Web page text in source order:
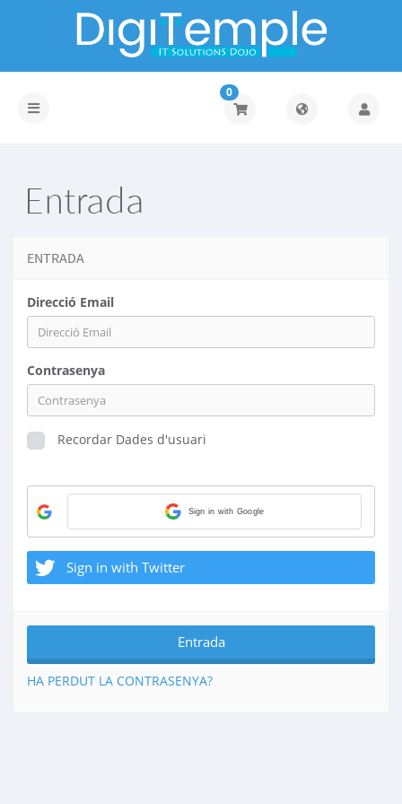
Toggle
0
Entrada
ENTRADA
Direcció Email
Contrasenya
Recordar Dades d'usuari
Sign in with Google
Sign in with Twitter
HA PERDUT LA CONTRASENYA?